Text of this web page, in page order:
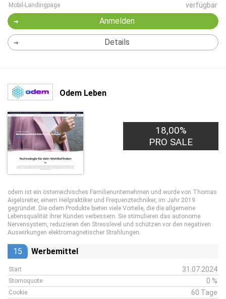
Mobil-Landingpage verfügbar
Anmelden
Details
Odem Leben
18,00%
PRO SALE
odem ist ein österreichisches Familienunternehmen und wurde von Thomas
Aigelsreiter, einem Heilpraktiker und Frequenztechniker, im Jahr 2019
gegründet. Die odem Produkte bieten viele Vorteile, die die allgemeine
Lebensqualität ihrer Kunden verbessern. Sie stimulieren das autonome
Nervensystem, reduzieren den Stresslevel und schützen vor den negativen
Auswirkungen elektromagnetischer Strahlungen.
15 Werbemittel
Start 31.07.2024
Stornoquote 0 %
Cookie 60 Tage